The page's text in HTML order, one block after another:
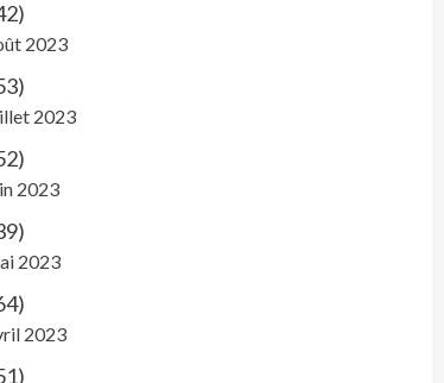
2023
2023
2023
2023
2023